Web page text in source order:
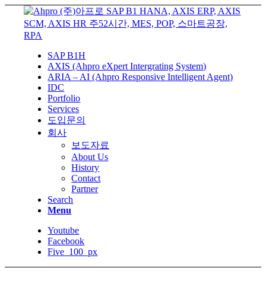
SAP B1H
AXIS (Ahpro eXpert Intergrating System)
ARIA – AI (Ahpro Responsive Intelligent Agent)
IDC
Portfolio
Services
도입문의
회사
보도자료
About Us
History
Contact
Partner
Search
Menu
Youtube
Facebook
Five_100_px